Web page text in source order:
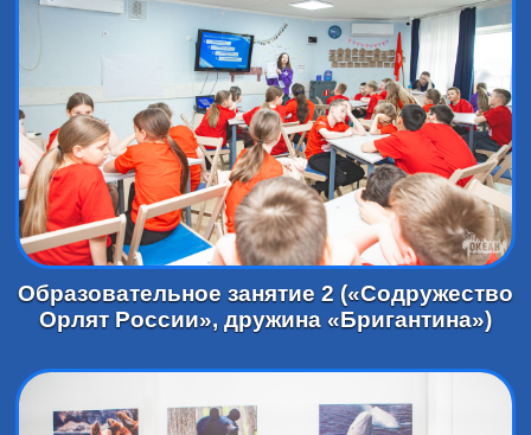
Образовательное занятие 2 («Содружество
Орлят России», дружина «Бригантина»)